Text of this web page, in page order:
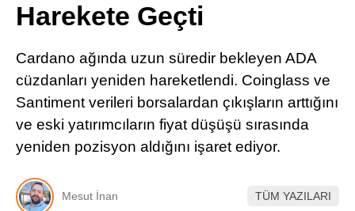
LinkedIn
Telegram
Harekete Geçti
Cardano ağında uzun süredir bekleyen ADA
cüzdanları yeniden hareketlendi. Coinglass ve
Santiment verileri borsalardan çıkışların arttığını
ve eski yatırımcıların fiyat düşüşü sırasında
yeniden pozisyon aldığını işaret ediyor.
Mesut İnan TÜM YAZILARI